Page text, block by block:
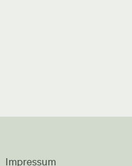
Impressum